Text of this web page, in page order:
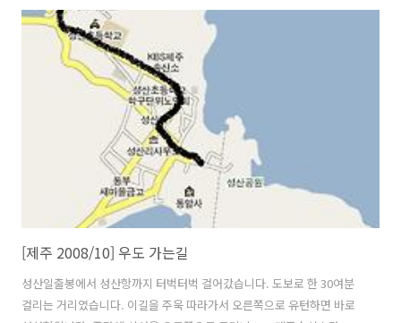
은것이여... 겠지요. 요즘엔 외국산이 국내산으로 둔갑한게 너무 많으니
믿고 먹을수가 있어야 말입니다. 판석은 우도팔경인 야항어범에 관한 석
서입니다. 야항어범(夜航漁帆) : 여름밤이 되면 고기잡이 어선들이 무리
를 지어 우도의 바다를 불빛으로 밝힌다. 이때가 되면 칡흙같이 어두운
날이라도 마을 안길은 그리 어둡지가 않ㅇ을 뿐만 아니라 밤 하늘까지도
[제주 2008/10] 우도 가는길
성산일출봉에서 성산항까지 터벅터벅 걸어갔습니다. 도보로 한 30여분
걸리는 거리였습니다. 이길을 주욱 따라가서 오른쪽으로 유턴하면 바로